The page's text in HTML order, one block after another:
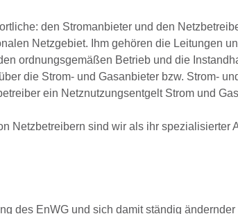
den Stromanbieter und den
Netzgebiet. Ihm gehören die Leitungen
ordnungsgemäßen Betrieb und die
die Strom- und Gasanbieter bzw. Strom-
ein Netznutzungsentgelt Strom und
Netzbetreibern sind wir als ihr spezialisierter
des EnWG und sich damit ständig